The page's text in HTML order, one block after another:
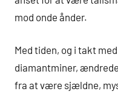
mod onde ånder.
Med tiden, og i takt
diamantminer,
fra at være sjældne,